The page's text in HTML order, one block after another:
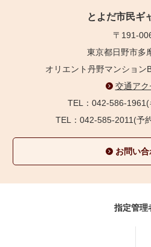
とよだ市民ギ
〒191-
東京都日野市多
オリエント丹野マンション
交通アク
TEL：042-586-1961(
TEL：042-585-2011(予
お問い合
指定管理